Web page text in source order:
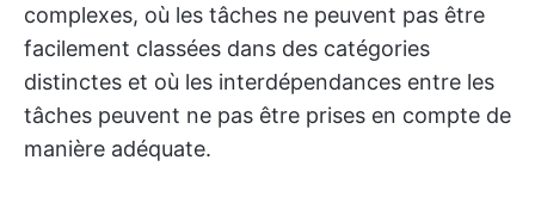
complexes, où les tâches ne peuvent pas être
facilement classées dans des catégories
distinctes et où les interdépendances entre les
tâches peuvent ne pas être prises en compte de
manière adéquate.